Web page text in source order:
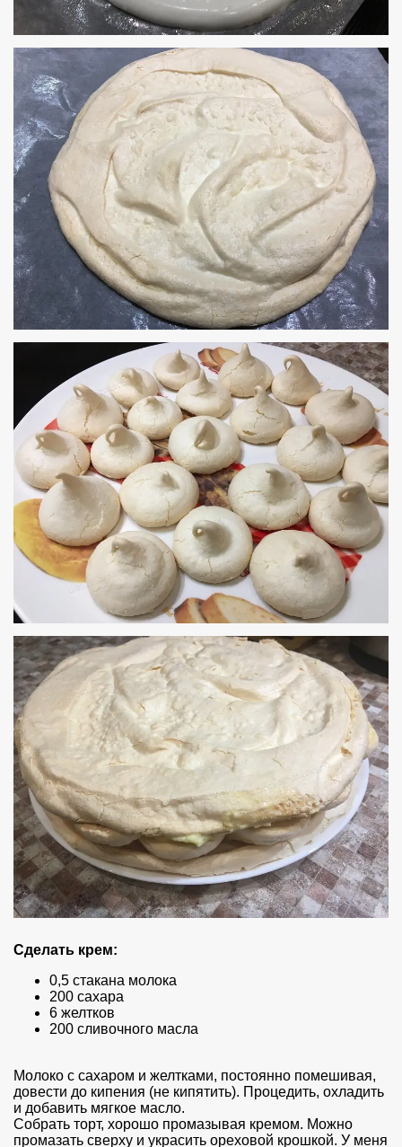
Сделать крем:
0,5 стакана молока
200 сахара
6 желтков
200 сливочного масла
Молоко с сахаром и желтками, постоянно помешивая,
довести до кипения (не кипятить). Процедить, охладить
и добавить мягкое масло.
Собрать торт, хорошо промазывая кремом. Можно
промазать сверху и украсить ореховой крошкой. У меня